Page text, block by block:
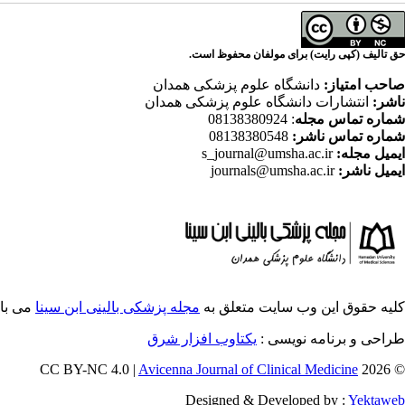
حق تالیف (کپی رایت) برای مولفان محفوظ است.
صاحب امتیاز: دانشگاه علوم پزشکی همدان
ناشر: انتشارات دانشگاه علوم پزشکی همدان
شماره تماس مجله: 08138380924
شماره تماس ناشر:
ایمیل مجله: s_journal@umsha.ac.ir
ایمیل ناشر: journals@umsha.ac.ir
کلیه حقوق این وب سایت متعلق به مجله پزشکی بالینی ابن سینا می
طراحی و برنامه نویسی : یکتاوب افزار شرق
© 2026 CC BY-NC 4.0 |
Avicenna Journal of Clinical Medicine
Designed & Developed by : Yektaweb